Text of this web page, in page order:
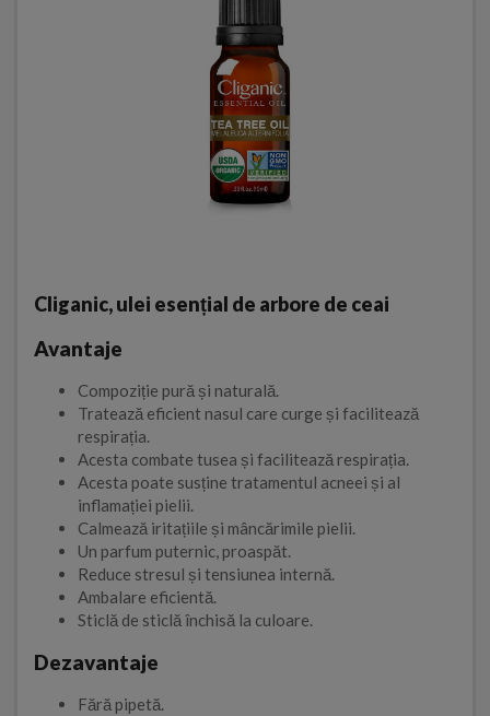
Cliganic, ulei esențial de arbore de ceai
Avantaje
Compoziție pură și naturală.
Tratează eficient nasul care curge și facilitează
respirația.
Acesta combate tusea și facilitează respirația.
Acesta poate susține tratamentul acneei și al
inflamației pielii.
Calmează iritațiile și mâncărimile pielii.
Un parfum puternic, proaspăt.
Reduce stresul și tensiunea internă.
Ambalare eficientă.
Sticlă de sticlă închisă la culoare.
Dezavantaje
Fără pipetă.